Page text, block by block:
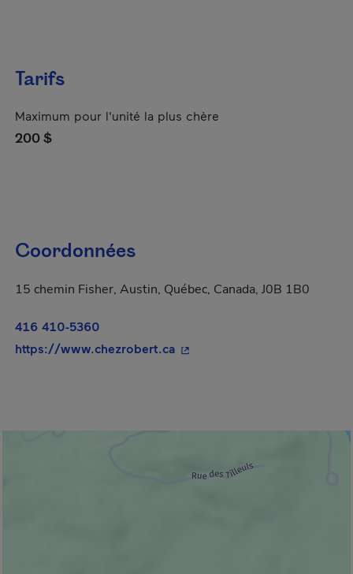
Tarifs
Maximum pour l'unité la plus chère
200 $
Coordonnées
15 chemin Fisher, Austin, Québec, Canada, J0B 1B0
416 410-5360
https://www.chezrobert.ca - Cet hyperlien s'ouvrira